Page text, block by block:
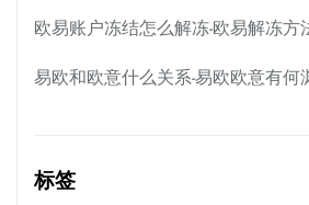
欧易账户冻结怎么解冻-欧易解冻方
易欧和欧意什么关系-易欧欧意有何
标签